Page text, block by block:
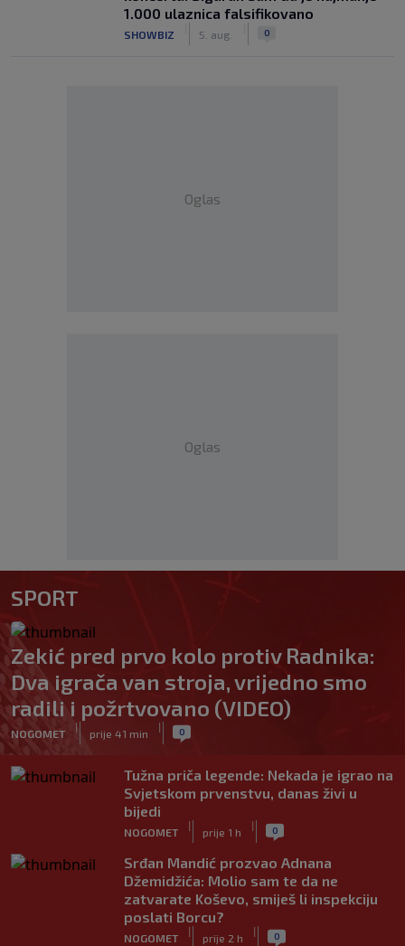
1.000 ulaznica falsifikovano
SHOWBIZ 5. aug. 0
Oglas
Oglas
SPORT
Zekić pred prvo kolo protiv Radnika:
Dva igrača van stroja, vrijedno smo
radili i požrtvovano (VIDEO)
NOGOMET
|
prije 41 min
| 0
Tužna priča legende: Nekada je igrao na
Svjetskom prvenstvu, danas živi u
bijedi
NOGOMET
|
prije 1 h
| 0
Srđan Mandić prozvao Adnana
Džemidžića: Molio sam te da ne
zatvarate Koševo, smiješ li inspekciju
poslati Borcu?
NOGOMET
|
prije 2 h
| 0